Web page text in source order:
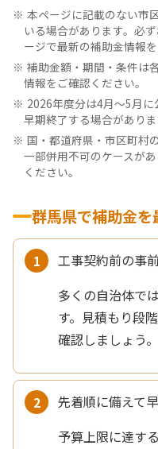
本ページに記載のない市
いる場合があります。必
ージで最新の補助金情報を
補助金額・期間・条件は
情報をご確認ください。
2026年度分は4月〜5月
早期終了する場合がありま
国・都道府県・市区町村
一部併用不可のケースが
ください。
群馬県で補助金
工事契約前の事
多くの自治体で
す。見積もり段
確認しましょう。
先着順に備えて
予算上限に達す